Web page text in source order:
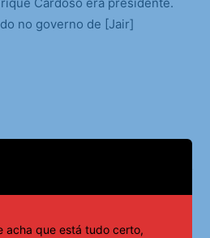
Cardoso era presidente.
no governo de [Jair]
acha que está tudo certo,